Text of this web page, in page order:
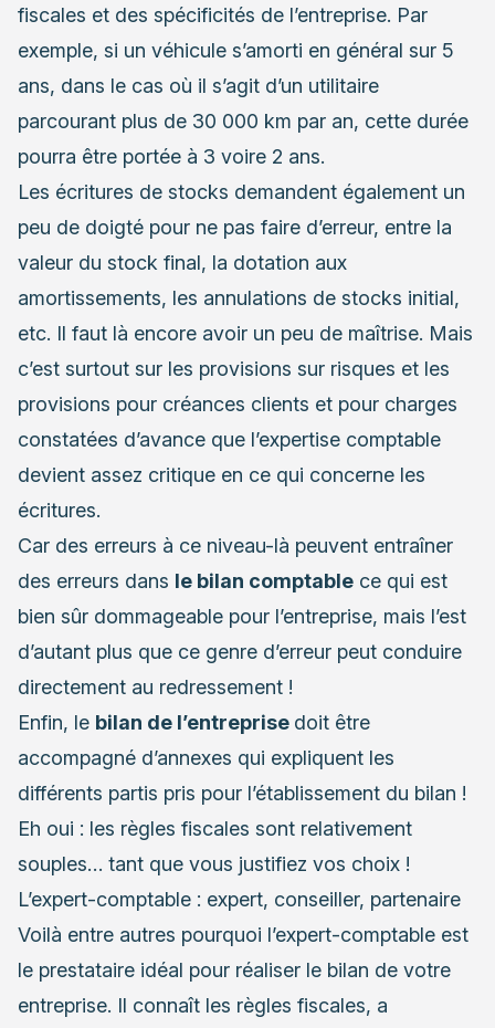
fiscales et des spécificités de l’entreprise. Par
exemple, si un véhicule s’amorti en général sur 5
ans, dans le cas où il s’agit d’un utilitaire
parcourant plus de 30 000 km par an, cette durée
pourra être portée à 3 voire 2 ans.
Les écritures de stocks demandent également un
peu de doigté pour ne pas faire d’erreur, entre la
valeur du stock final, la dotation aux
amortissements, les annulations de stocks initial,
etc. Il faut là encore avoir un peu de maîtrise. Mais
c’est surtout sur les provisions sur risques et les
provisions pour créances clients et pour charges
constatées d’avance que l’expertise comptable
devient assez critique en ce qui concerne les
écritures.
Car des erreurs à ce niveau-là peuvent entraîner
des erreurs dans le bilan comptable ce qui est
bien sûr dommageable pour l’entreprise, mais l’est
d’autant plus que ce genre d’erreur peut conduire
directement au redressement !
Enfin, le bilan de l’entreprise doit être
accompagné d’annexes qui expliquent les
différents partis pris pour l’établissement du bilan !
Eh oui : les règles fiscales sont relativement
souples… tant que vous justifiez vos choix !
L’expert-comptable : expert, conseiller, partenaire
Voilà entre autres pourquoi l’expert-comptable est
le prestataire idéal pour réaliser le bilan de votre
entreprise. Il connaît les règles fiscales, a